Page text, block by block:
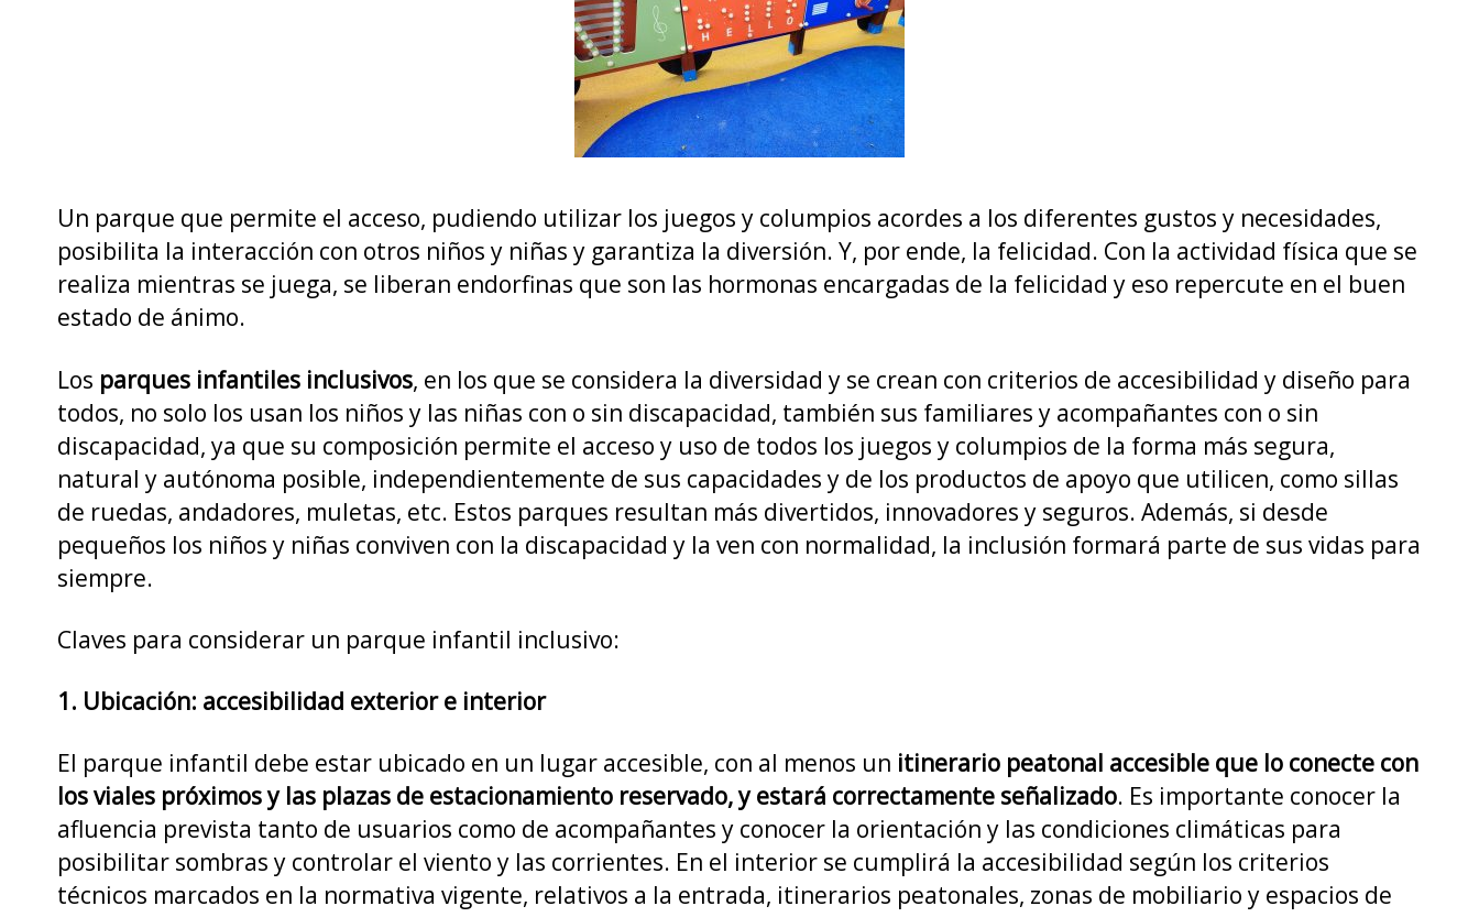
Un parque que permite el acceso, pudiendo utilizar los juegos y columpios acordes a los diferentes gustos y necesidades,
posibilita la interacción con otros niños y niñas y garantiza la diversión. Y, por ende, la felicidad. Con la actividad física que se
realiza mientras se juega, se liberan endorfinas que son las hormonas encargadas de la felicidad y eso repercute en el buen
estado de ánimo.
Los parques infantiles inclusivos, en los que se considera la diversidad y se crean con criterios de accesibilidad y diseño para
todos, no solo los usan los niños y las niñas con o sin discapacidad, también sus familiares y acompañantes con o sin
discapacidad, ya que su composición permite el acceso y uso de todos los juegos y columpios de la forma más segura,
natural y autónoma posible, independientemente de sus capacidades y de los productos de apoyo que utilicen, como sillas
de ruedas, andadores, muletas, etc. Estos parques resultan más divertidos, innovadores y seguros. Además, si desde
pequeños los niños y niñas conviven con la discapacidad y la ven con normalidad, la inclusión formará parte de sus vidas para
siempre.
Claves para considerar un parque infantil inclusivo:
1. Ubicación: accesibilidad exterior e interior
El parque infantil debe estar ubicado en un lugar accesible, con al menos un itinerario peatonal accesible que lo conecte con
los viales próximos y las plazas de estacionamiento reservado, y estará correctamente señalizado. Es importante conocer la
afluencia prevista tanto de usuarios como de acompañantes y conocer la orientación y las condiciones climáticas para
posibilitar sombras y controlar el viento y las corrientes. En el interior se cumplirá la accesibilidad según los criterios
técnicos marcados en la normativa vigente, relativos a la entrada, itinerarios peatonales, zonas de mobiliario y espacios de